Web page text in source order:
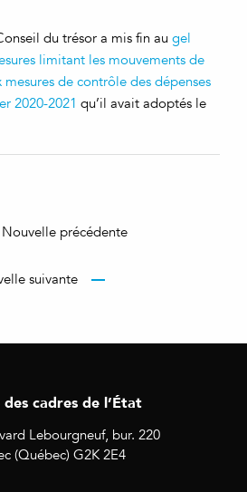
du trésor a mis fin au gel
limitant les mouvements de
mesures de contrôle des dépenses
2020-2021 qu’il avait adoptés le
Nouvelle précédente
suivante
cadres de l’État
Lebourgneuf, bur. 220
(Québec) G2K 2E4